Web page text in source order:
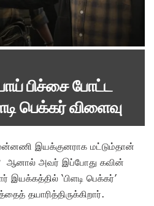
பிச்சை போட்ட
பெக்கர் விளைவு
இயக்குனராக மட்டும்தான்
ஆனால் அவர் இப்போது கவின்
இயக்கத்தில் ‘பிளடி பெக்கர்’
தயாரித்திருக்கிறார்.